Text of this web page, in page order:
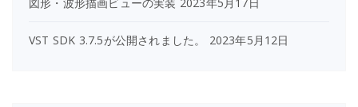
図形・波形描画ビューの実装 2023年5月17日
VST SDK 3.7.5が公開されました。 2023年5月12日